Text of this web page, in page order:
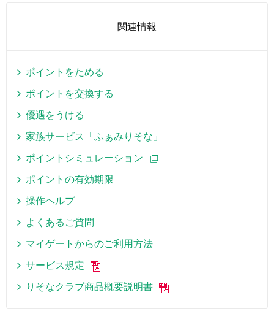
関連情報
ポイントをためる
ポイントを交換する
優遇をうける
家族サービス「ふぁみりそな」
ポイントシミュレーション
ポイントの有効期限
操作ヘルプ
よくあるご質問
マイゲートからのご利用方法
サービス規定
りそなクラブ商品概要説明書